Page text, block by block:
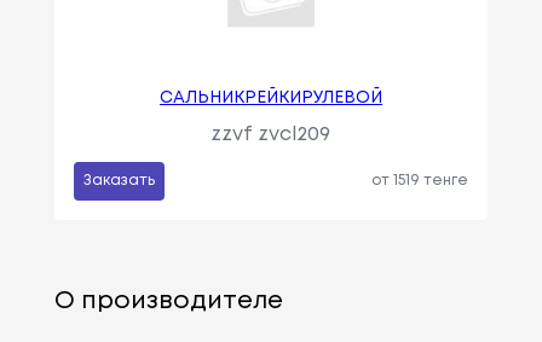
CAЛЬHИKPEЙKИPУЛEBOЙ
zzvf zvcl209
Заказать от 1519 тенге
О производителе